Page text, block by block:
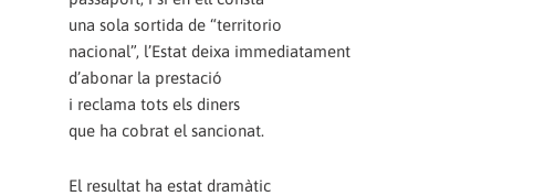
una sola sortida de “territorio
nacional”, l’Estat deixa immediatament
d’abonar la prestació
i reclama tots els diners
que ha cobrat el sancionat.
El resultat ha estat dramàtic